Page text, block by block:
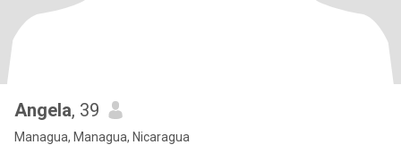
Angela, 39
Managua, Managua, Nicaragua